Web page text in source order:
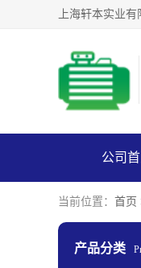
公司
当前位置： 首页
产品分类